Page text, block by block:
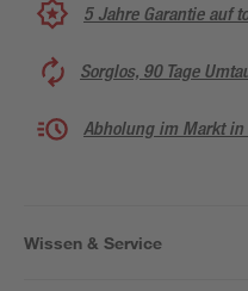
5 Jahre Garantie auf
Sorglos, 90 Tage
Abholung im Markt in
Wissen & Service